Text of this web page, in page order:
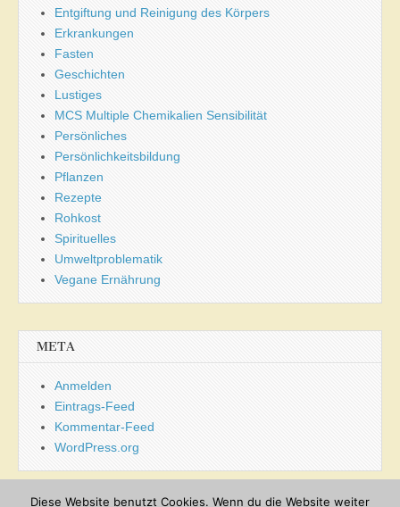
Entgiftung und Reinigung des Körpers
Erkrankungen
Fasten
Geschichten
Lustiges
MCS Multiple Chemikalien Sensibilität
Persönliches
Persönlichkeitsbildung
Pflanzen
Rezepte
Rohkost
Spirituelles
Umweltproblematik
Vegane Ernährung
META
Anmelden
Eintrags-Feed
Kommentar-Feed
WordPress.org
Diese Website benutzt Cookies. Wenn du die Website weiter